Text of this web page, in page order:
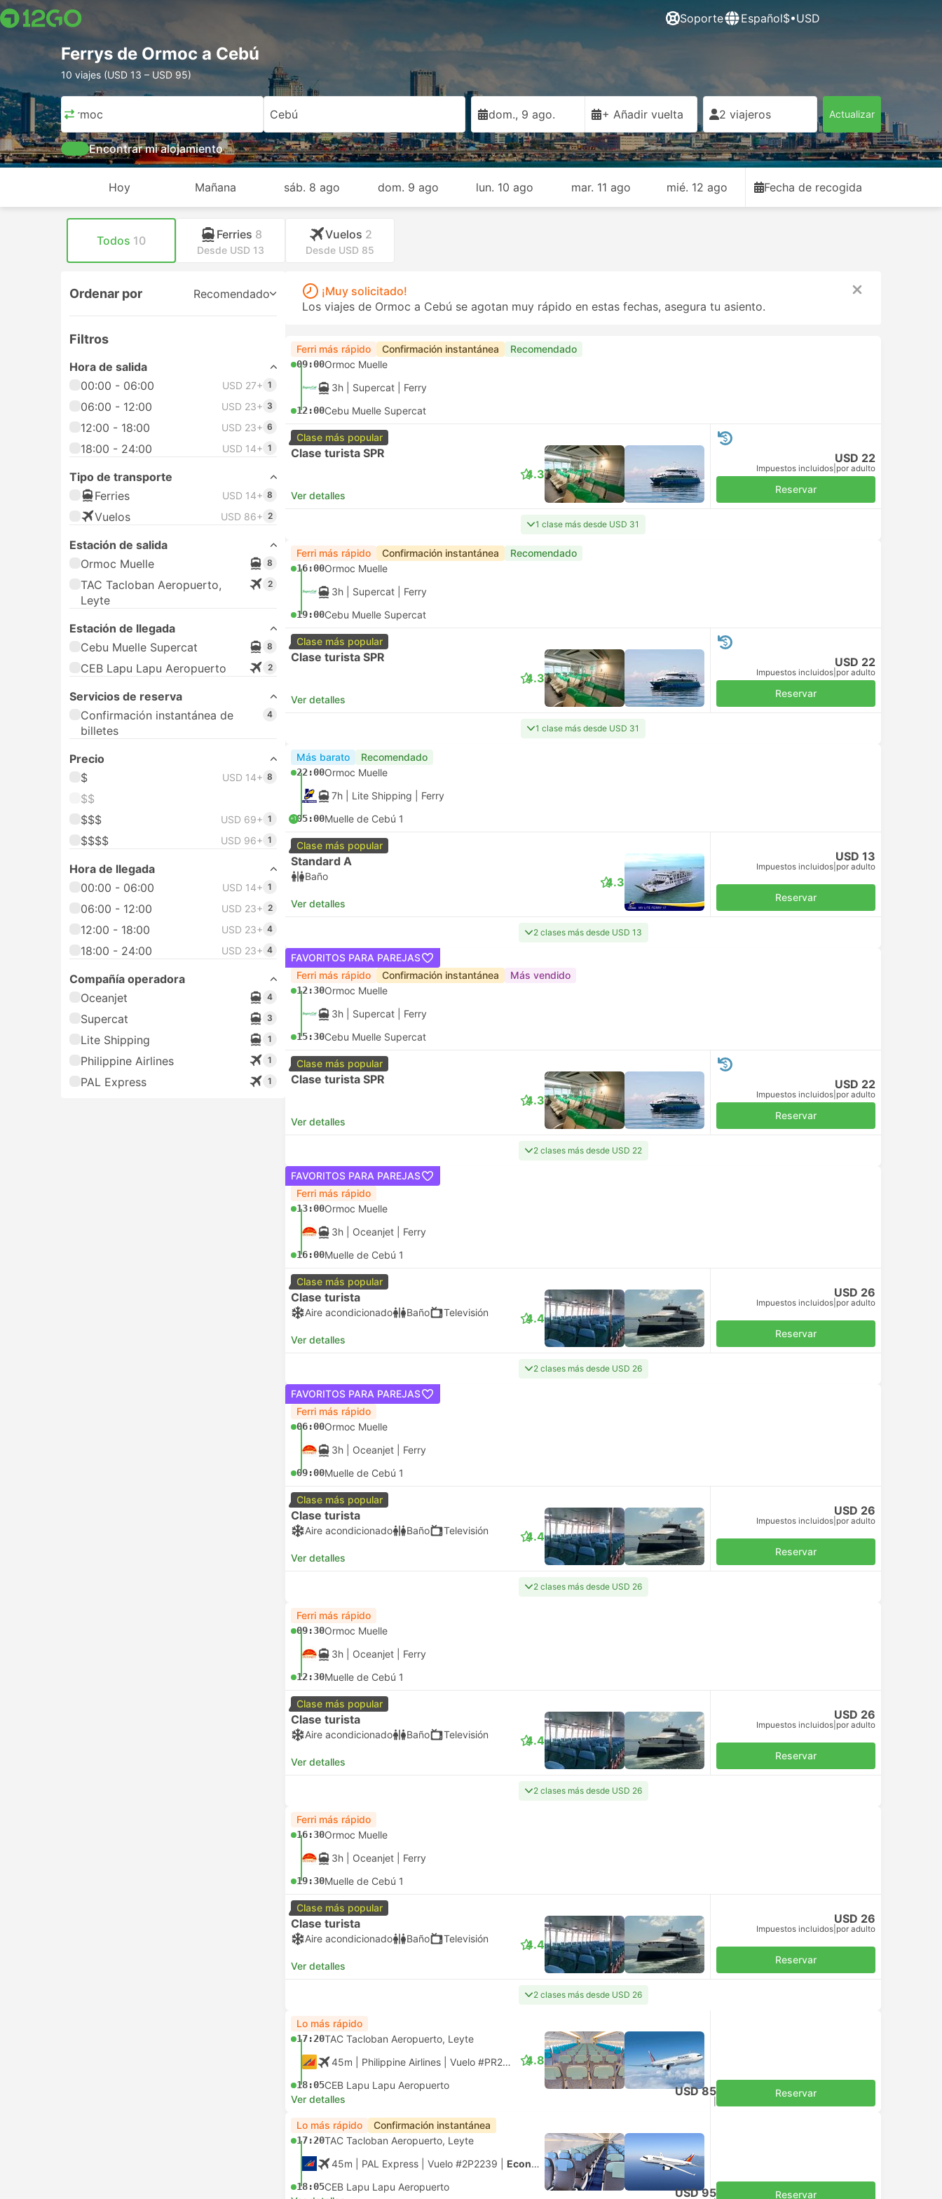
Soporte Español$•USD
Ferrys de Ormoc a Cebú
10 viajes (USD 13 – USD 95)
Ormoc Cebú dom., 9 ago. + Añadir vuelta 2 viajeros Actualizar
Encontrar mi alojamiento
Hoy Mañana sáb. 8 ago dom. 9 ago lun. 10 ago mar. 11 ago mié. 12 ago Fecha de recogida
Todos 10 Ferries 8
Desde USD 13
Vuelos 2
Desde USD 85
Ordenar por Recomendado
Filtros
Hora de salida
00:00 - 06:00
USD 27+ 1
06:00 - 12:00 USD 23+ 3
12:00 - 18:00 USD 23+ 6
18:00 - 24:00 USD 14+ 1
Tipo de transporte
Ferries
USD 14+ 8
Vuelos USD 86+ 2
Estación de salida
Ormoc Muelle
8
TAC Tacloban Aeropuerto,
Leyte
2
Estación de llegada
Cebu Muelle Supercat
8
CEB Lapu Lapu Aeropuerto 2
Servicios de reserva
Confirmación instantánea de
billetes
4
Precio
$
USD 14+ 8
$$
$$$
USD 69+ 1
$$$$ USD 96+ 1
Hora de llegada
00:00 - 06:00
USD 14+ 1
06:00 - 12:00 USD 23+ 2
12:00 - 18:00 USD 23+ 4
18:00 - 24:00 USD 23+ 4
Compañía operadora
Oceanjet
4
Supercat 3
Lite Shipping 1
Philippine Airlines 1
PAL Express 1
¡Muy solicitado!
Los viajes de Ormoc a Cebú se agotan muy rápido en estas fechas, asegura tu asiento.
Ferri más rápido Confirmación instantánea Recomendado
09:00Ormoc Muelle
3h | Supercat Ferry
12:00Cebu Muelle Supercat
Clase más popular
Clase turista SPR
Ver detalles
4.3
USD 22
Impuestos incluidos por adulto
Reservar
1 clase más desde USD 31
Ferri más rápido Confirmación instantánea Recomendado
16:00Ormoc Muelle
3h | Supercat Ferry
19:00Cebu Muelle Supercat
Clase más popular
Clase turista SPR
Ver detalles
4.3
USD 22
Impuestos incluidos por adulto
Reservar
1 clase más desde USD 31
Más barato Recomendado
22:00Ormoc Muelle
7h | Lite Shipping Ferry
+105:00Muelle de Cebú 1
Clase más popular
Standard A
Baño
Ver detalles
4.3
USD 13
Impuestos incluidos por adulto
Reservar
2 clases más desde USD 13
FAVORITOS PARA PAREJAS
Ferri más rápido
Confirmación instantánea Más vendido
12:30Ormoc Muelle
3h | Supercat Ferry
15:30Cebu Muelle Supercat
Clase más popular
Clase turista SPR
Ver detalles
4.3
USD 22
Impuestos incluidos por adulto
Reservar
2 clases más desde USD 22
FAVORITOS PARA PAREJAS
Ferri más rápido
13:00Ormoc Muelle
3h | Oceanjet Ferry
16:00Muelle de Cebú 1
Clase más popular
Clase turista
Aire acondicionado Baño Televisión
Ver detalles
4.4
USD 26
Impuestos incluidos por adulto
Reservar
2 clases más desde USD 26
FAVORITOS PARA PAREJAS
Ferri más rápido
06:00Ormoc Muelle
3h | Oceanjet Ferry
09:00Muelle de Cebú 1
Clase más popular
Clase turista
Aire acondicionado Baño Televisión
Ver detalles
4.4
USD 26
Impuestos incluidos por adulto
Reservar
2 clases más desde USD 26
Ferri más rápido
09:30Ormoc Muelle
3h | Oceanjet Ferry
12:30Muelle de Cebú 1
Clase más popular
Clase turista
Aire acondicionado Baño Televisión
Ver detalles
4.4
USD 26
Impuestos incluidos por adulto
Reservar
2 clases más desde USD 26
Ferri más rápido
16:30Ormoc Muelle
3h | Oceanjet Ferry
19:30Muelle de Cebú 1
Clase más popular
Clase turista
Aire acondicionado Baño Televisión
Ver detalles
4.4
USD 26
Impuestos incluidos por adulto
Reservar
2 clases más desde USD 26
Lo más rápido
17:20TAC Tacloban Aeropuerto, Leyte
45m | Philippine Airlines Vuelo #PR2239 |Económica
18:05CEB Lapu Lapu Aeropuerto
4.8
Ver detalles
USD 85 Reservar
Lo más rápido Confirmación instantánea
17:20TAC Tacloban Aeropuerto, Leyte
45m | PAL Express Vuelo #2P2239 Económica
18:05CEB Lapu Lapu Aeropuerto
USD 95 Reservar